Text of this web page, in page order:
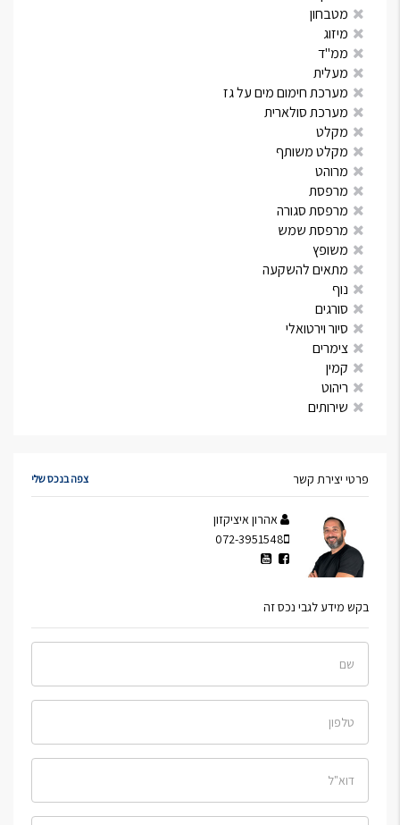
מטבחון
מיזוג
ממ"ד
מעלית
מערכת חימום מים על גז
מערכת סולארית
מקלט
מקלט משותף
מרוהט
מרפסת
מרפסת סגורה
מרפסת שמש
משופץ
מתאים להשקעה
נוף
סורגים
סיור וירטואלי
צימרים
קמין
ריהוט
שירותים
פרטי יצירת קשר צפה בנכס שלי
אהרון איציקזון
072-3951548
בקש מידע לגבי נכס זה